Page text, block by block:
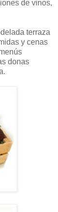
de vinos,
terraza
y cenas
donas